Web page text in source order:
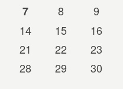
7 8
9
14 15
16
21 22
23
28 29
30